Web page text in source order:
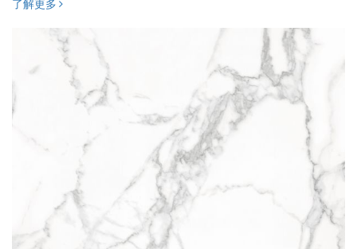
了解更多